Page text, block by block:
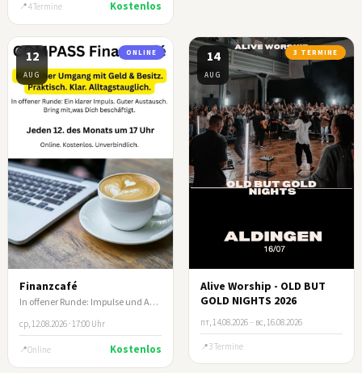
4 Termine Kostenlos
12
AUG
ONLINE
Finanzcafé
In offener Runde: Impulse und Austausch zum biblischen Umgang mit Geld und Besitz
ср, 12.08.2026 · 17:00 Uhr
Online Kostenlos
14
AUG
3 TERMINE
Alive Worship - OLD BUT
GOLD NIGHTS 2026
пт, 14.08.2026 – вс, 16.08.2026
3 Termine